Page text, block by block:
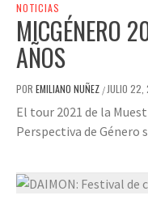
NOTICIAS
MICGÉNERO
AÑOS
POR EMILIANO NUÑEZ / JULIO 22,
El tour 2021 de la
Perspectiva de Género